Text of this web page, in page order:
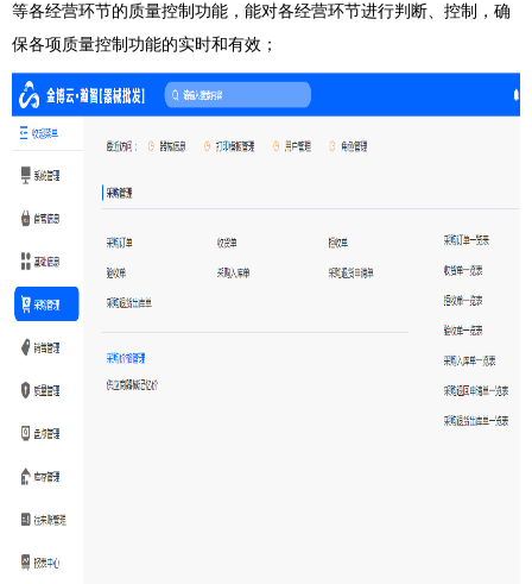
等各经营环节的质量控制功能，能对各经营环节进行判断、控制，确
保各项质量控制功能的实时和有效；